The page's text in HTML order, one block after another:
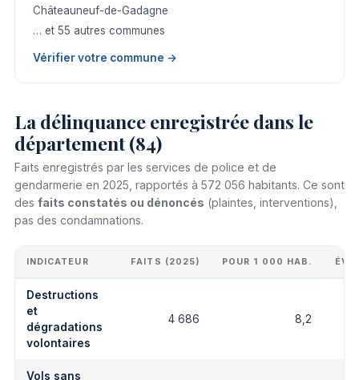
Châteauneuf-de-Gadagne
… et 55 autres communes
Vérifier votre commune →
La délinquance enregistrée dans le
département (84)
Faits enregistrés par les services de police et de
gendarmerie en 2025, rapportés à 572 056 habitants. Ce sont
des faits constatés ou dénoncés (plaintes, interventions),
pas des condamnations.
INDICATEUR FAITS (2025) POUR 1 000 HAB.
Destructions
et
dégradations
volontaires
4 686 8,2
Vols sans